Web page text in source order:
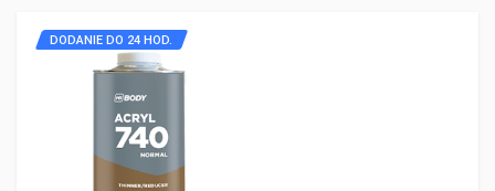
DODANIE DO 24 HOD.